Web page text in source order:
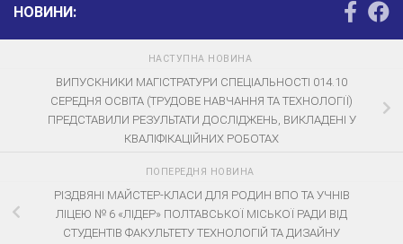
НОВИНИ:
НАСТУПНА НОВИНА
ВИПУСКНИКИ МАГІСТРАТУРИ СПЕЦІАЛЬНОСТІ 014.10
СЕРЕДНЯ ОСВІТА (ТРУДОВЕ НАВЧАННЯ ТА ТЕХНОЛОГІЇ)
ПРЕДСТАВИЛИ РЕЗУЛЬТАТИ ДОСЛІДЖЕНЬ, ВИКЛАДЕНІ У
КВАЛІФІКАЦІЙНИХ РОБОТАХ
ПОПЕРЕДНЯ НОВИНА
РІЗДВЯНІ МАЙСТЕР-КЛАСИ ДЛЯ РОДИН ВПО ТА УЧНІВ
ЛІЦЕЮ № 6 «ЛІДЕР» ПОЛТАВСЬКОЇ МІСЬКОЇ РАДИ ВІД
СТУДЕНТІВ ФАКУЛЬТЕТУ ТЕХНОЛОГІЙ ТА ДИЗАЙНУ